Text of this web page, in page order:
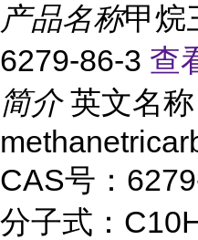
产品名称甲烷
6279-86-3 查
简介 英文名
CAS号：
分子式：